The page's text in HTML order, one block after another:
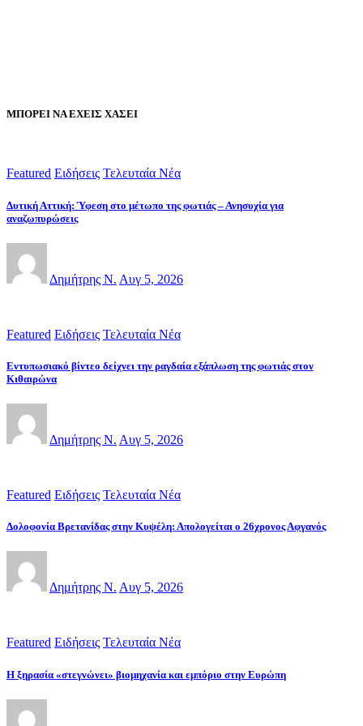
ΜΠΟΡΕΙ ΝΑ ΕΧΕΙΣ ΧΑΣΕΙ
Featured Ειδήσεις Τελευταία Νέα
Δυτική Αττική: Ύφεση στο μέτωπο της φωτιάς – Ανησυχία για
αναζωπυρώσεις
Δημήτρης Ν. Αυγ 5, 2026
Featured Ειδήσεις Τελευταία Νέα
Εντυπωσιακό βίντεο δείχνει την ραγδαία εξάπλωση της φωτιάς στον
Κιθαιρώνα
Δημήτρης Ν. Αυγ 5, 2026
Featured Ειδήσεις Τελευταία Νέα
Δολοφονία Βρετανίδας στην Κυψέλη: Απολογείται ο 26χρονος Αφγανός
Δημήτρης Ν. Αυγ 5, 2026
Featured Ειδήσεις Τελευταία Νέα
Η ξηρασία «στεγνώνει» βιομηχανία και εμπόριο στην Ευρώπη